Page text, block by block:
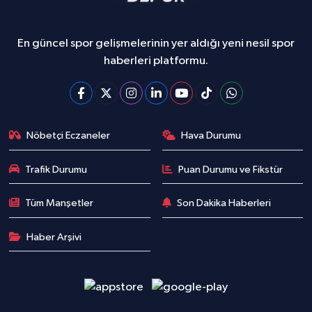
En güncel spor gelişmelerinin yer aldığı yeni nesil spor
haberleri platformu.
Nöbetçi Eczaneler Hava Durumu
Trafik Durumu Puan Durumu ve Fikstür
Tüm Manşetler Son Dakika Haberleri
Haber Arşivi